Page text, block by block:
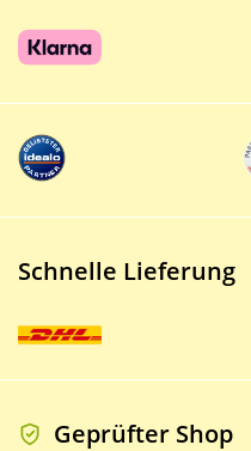
Schnelle Lieferung
Geprüfter Shop